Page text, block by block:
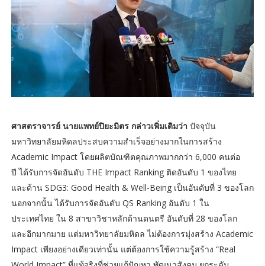
ศาสตราจารย์ นายแพทย์ปิยะมิตร กล่าวเพิ่มเติมว่า ปัจจุบัน
มหาวิทยาลัยมหิดลประสบความสำเร็จอย่างมากในการสร้าง
Academic Impact โดยผลิตบัณฑิตคุณภาพมากกว่า 6,000 คนต่อ
ปี ได้รับการจัดอันดับ THE Impact Ranking ติดอันดับ 1 ของไทย
และด้าน SDG3: Good Health & Well-Being เป็นอันดับที่ 3 ของโลก
นอกจากนั้น ได้รับการจัดอันดับ QS Ranking อันดับ 1 ใน
ประเทศไทย ใน 8 สาขาวิชาหลักด้านดนตรี อันดับที่ 28 ของโลก
และอีกมากมาย แต่มหาวิทยาลัยมหิดล ไม่ต้องการมุ่งสร้าง Academic
Impact เพียงอย่างเดียวเท่านั้น แต่ต้องการใช้ความรู้สร้าง “Real